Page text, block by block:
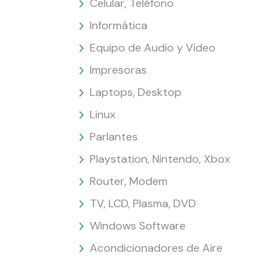
Celular, Teléfono
Informática
Equipo de Audio y Video
Impresoras
Laptops, Desktop
Linux
Parlantes
Playstation, Nintendo, Xbox
Router, Modem
TV, LCD, Plasma, DVD
Windows Software
Acondicionadores de Aire